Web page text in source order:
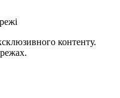
контенту.